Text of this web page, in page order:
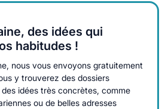
des idées qui
habitudes !
nous vous envoyons gratuitement
y trouverez des dossiers
idées très concrètes, comme
ou de belles adresses